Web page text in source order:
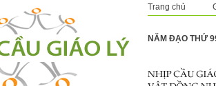
Trang chủ
NĂM ĐẠO THỨ